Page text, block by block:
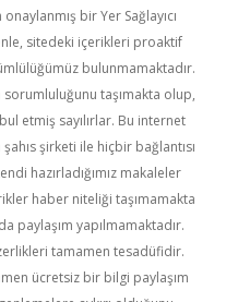
bir Yer Sağlayıcı
sitedeki içerikleri proaktif
bulunmamaktadır.
taşımakta olup,
etmiş sayılırlar. Bu internet
şirketi ile hiçbir bağlantısı
hazırladığımız makaleler
haber niteliği taşımamakta
paylaşım yapılmamaktadır.
tamamen tesadüfidir.
ücretsiz bir bilgi paylaşım